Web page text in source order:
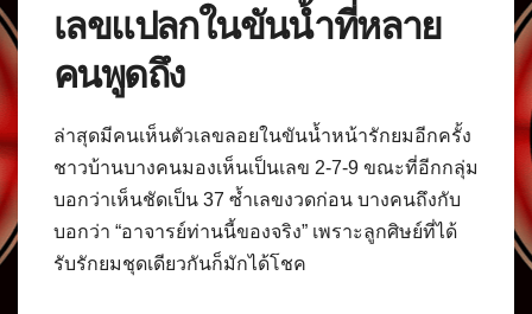
เลขแปลกในขันน้ำที่หลาย
คนพูดถึง
ล่าสุดมีคนเห็นตัวเลขลอยในขันน้ำหน้ารักยมอีกครั้ง
ชาวบ้านบางคนมองเห็นเป็นเลข 2-7-9 ขณะที่อีกกลุ่ม
บอกว่าเห็นชัดเป็น 37 ซ้ำเลขงวดก่อน บางคนถึงกับ
บอกว่า “อาจารย์ท่านนี้ของจริง” เพราะลูกศิษย์ที่ได้
รับรักยมชุดเดียวกันก็มักได้โชค